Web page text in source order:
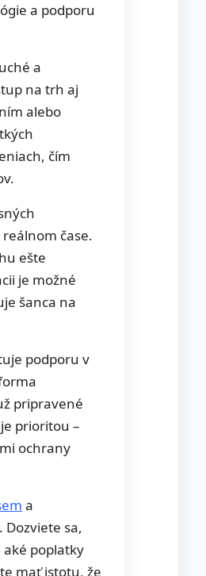
a podporu
a
na trh aj
alebo
čím
čase.
ešte
je možné
šanca na
podporu v
pripravené
prioritou –
ochrany
a
sa,
poplatky
mať istotu, že